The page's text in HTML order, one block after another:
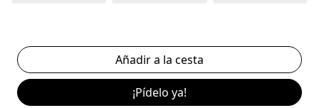
¡Pídelo ya!